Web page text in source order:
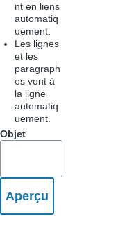
nt en liens
automatiq
uement.
Les lignes
et les
paragraph
es vont à
la ligne
automatiq
uement.
Objet